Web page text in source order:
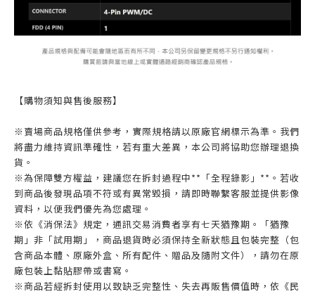
【購物須知與售後服務】
※賣場商品規格僅供參考，實際規格請以原廠官網標示為準。我們
將盡力維持資訊準確性，若有重大差異，本公司將協助您辦理退換
貨。
※為保障雙方權益，建議您在拆封過程中**「全程錄影」**。若收
到商品後發現品項不符或有異常毀損，請即時聯繫客服並提供影像
資料，以便我們優先為您處理。
※依《消保法》規定，通訊交易消費者享有七天猶豫期。「猶豫
期」非「試用期」，商品退貨時必須保持全新狀態且包裝完整（包
含商品本體、原廠外盒、所有配件、贈品及隨附文件），請勿在原
廠包裝上黏貼膠帶或書寫。
※商品若經拆封使用以致缺乏完整性、失去再販售價值時，依《民